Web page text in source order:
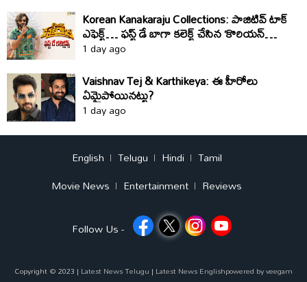
Korean Kanakaraju Collections: పాజిటివ్ టాక్
ఎఫెక్ట్… ఫస్ట్ డే బాగా కలెక్ట్ చేసిన ‘కొరియన్
కనకరాజు’
1 day ago
Vaishnav Tej & Karthikeya: ఈ హీరోలు
ఏమైపోయినట్టు?
1 day ago
English Telugu Hindi
Tamil
Movie News
Entertainment Reviews
Follow Us -
Copyright © 2023 | Latest News Telugu | Latest News Englishpowered byveegam